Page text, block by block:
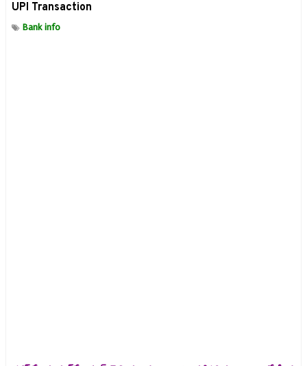
UPI Transaction
Bank info